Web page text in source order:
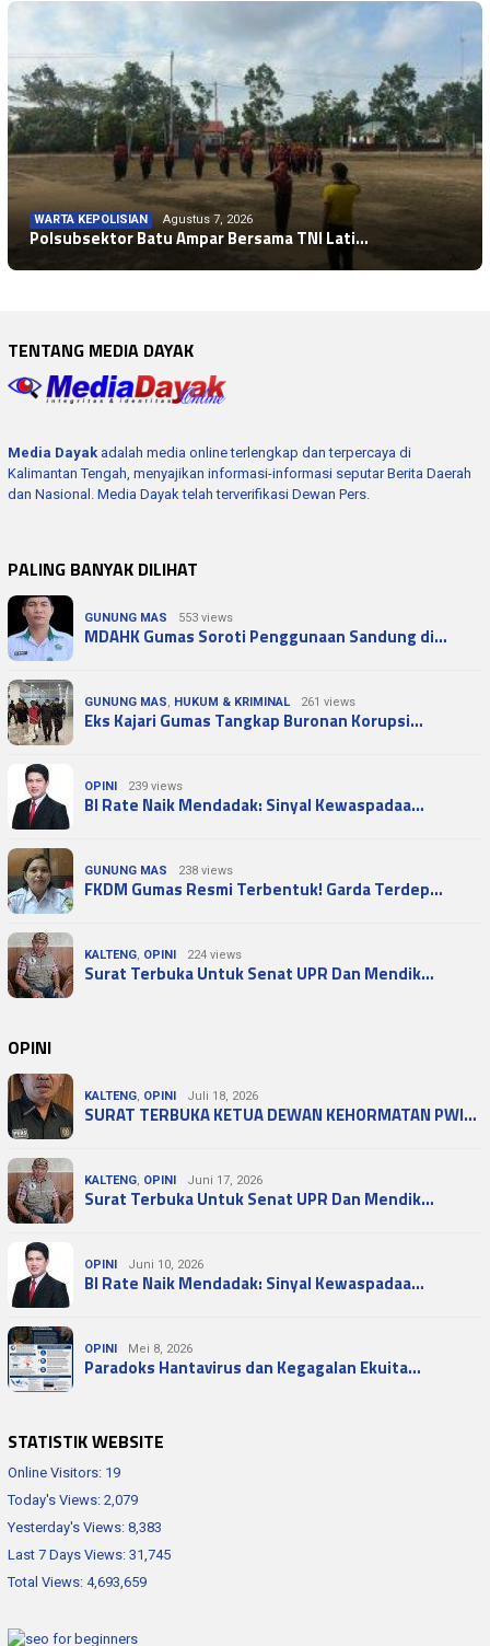
WARTA KEPOLISIAN Agustus 7, 2026
Polsubsektor Batu Ampar Bersama TNI Lati…
TENTANG MEDIA DAYAK
Media Dayak adalah media online terlengkap dan terpercaya di
Kalimantan Tengah, menyajikan informasi-informasi seputar Berita Daerah
dan Nasional. Media Dayak telah terverifikasi Dewan Pers.
PALING BANYAK DILIHAT
GUNUNG MAS 553 views
MDAHK Gumas Soroti Penggunaan Sandung di…
GUNUNG MAS, HUKUM & KRIMINAL 261 views
Eks Kajari Gumas Tangkap Buronan Korupsi…
OPINI 239 views
BI Rate Naik Mendadak: Sinyal Kewaspadaa…
GUNUNG MAS 238 views
FKDM Gumas Resmi Terbentuk! Garda Terdep…
KALTENG, OPINI 224 views
Surat Terbuka Untuk Senat UPR Dan Mendik…
OPINI
KALTENG, OPINI Juli 18, 2026
SURAT TERBUKA KETUA DEWAN KEHORMATAN PWI…
KALTENG, OPINI Juni 17, 2026
Surat Terbuka Untuk Senat UPR Dan Mendik…
OPINI Juni 10, 2026
BI Rate Naik Mendadak: Sinyal Kewaspadaa…
OPINI Mei 8, 2026
Paradoks Hantavirus dan Kegagalan Ekuita…
STATISTIK WEBSITE
Online Visitors: 19
Today's Views: 2,079
Yesterday's Views: 8,383
Last 7 Days Views: 31,745
Total Views: 4,693,659